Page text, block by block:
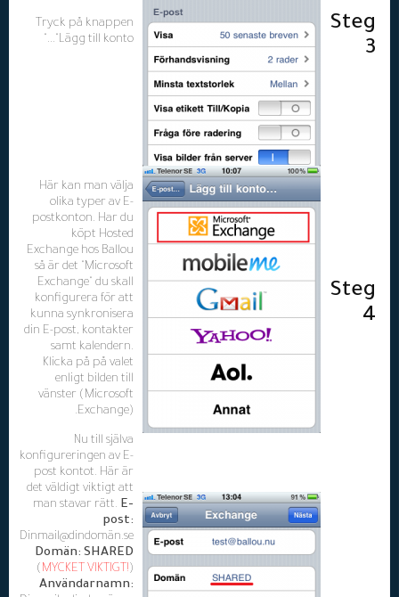
Steg
3
Tryck på knappen
"Lägg till konto..."
Steg
4
Här kan man välja
olika typer av E-
postkonton. Har du
köpt Hosted
Exchange hos Ballou
så är det "Microsoft
Exchange" du skall
konfigurera för att
kunna synkronisera
din E-post, kontakter
samt kalendern.
Klicka på på valet
enligt bilden till
vänster (Microsoft
Exchange).
Nu till själva
konfigureringen av E-
post kontot. Här är
det väldigt viktigt att
man stavar rätt. E-
post:
Dinmail@dindomän.se
Domän: SHARED
(MYCKET VIKTIGT!)
Användarnamn: